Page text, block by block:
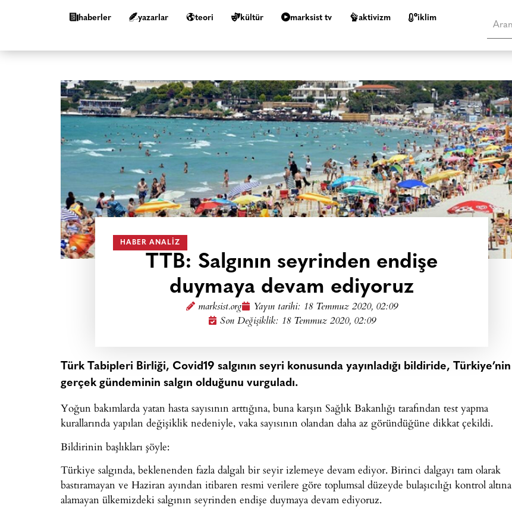
haberler yazarlar teori kültür marksist tv aktivizm i̇klim
HABER ANALIZ
TTB: Salgının seyrinden endişe
duymaya devam ediyoruz
marksist.org Yayın tarihi: 18 Temmuz 2020, 02:09
Son Değişiklik: 18 Temmuz 2020, 02:09
Türk Tabipleri Birliği, Covid19 salgının seyri konusunda yayınladığı bildiride, Türkiye’nin
gerçek gündeminin salgın olduğunu vurguladı.
Yoğun bakımlarda yatan hasta sayısının arttığına, buna karşın Sağlık Bakanlığı tarafından test yapma
kurallarında yapılan değişiklik nedeniyle, vaka sayısının olandan daha az göründüğüne dikkat çekildi.
Bildirinin başlıkları şöyle:
Türkiye salgında, beklenenden fazla dalgalı bir seyir izlemeye devam ediyor. Birinci dalgayı tam olarak
bastıramayan ve Haziran ayından itibaren resmi verilere göre toplumsal düzeyde bulaşıcılığı kontrol altına
alamayan ülkemizdeki salgının seyrinden endişe duymaya devam ediyoruz.